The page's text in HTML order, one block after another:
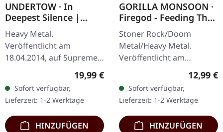
UNDERTOW · In
Deepest Silence |
BLACK LP
Heavy Metal.
Veröffentlicht am
18.04.2014, auf Supreme
Schwarzes Vinyl im
Gatefold-Cover. Limitiert
auf 200 Exemplare. · 180g
Vinyl…
Regulärer Preis:
19,99 €
Sofort verfügbar,
Lieferzeit: 1-2 Werktage
HINZUFÜGEN
GORILLA MONSOON ·
Firegod - Feeding The
Beast | CD
Stoner Rock/Doom
Metal/Heavy Metal.
Veröffentlicht am
11.05.2018, auf Supreme
Chaos Records. CD im
Jewelcase mit 8-seitigem
Booklet. Das dritte
Album…
12,99 €
Sofort verfügbar,
Lieferzeit: 1-2 Werktage
HINZUFÜGEN